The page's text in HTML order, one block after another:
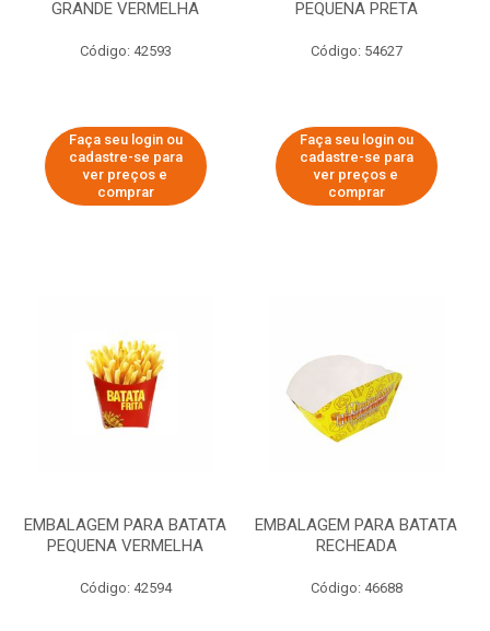
GRANDE VERMELHA
Código: 42593
Faça seu login ou
cadastre-se para
ver preços e
comprar
PEQUENA PRETA
Código: 54627
Faça seu login ou
cadastre-se para
ver preços e
comprar
EMBALAGEM PARA BATATA
PEQUENA VERMELHA
Código: 42594
EMBALAGEM PARA BATATA
RECHEADA
Código: 46688